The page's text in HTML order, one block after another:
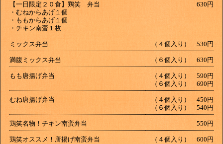
【一日限定２０食】鶏笑 弁当
・むねからあげ１個
・ももからあげ１個
・チキン南蛮１枚
630円
ミックス弁当 （４個入り） 530円
満腹ミックス弁当 （６個入り） 630円
もも唐揚げ弁当
（４個入り） 590円
（６個入り） 690円
むね唐揚げ弁当
（４個入り） 450円
（６個入り） 540円
鶏笑名物！チキン南蛮弁当 550円
鶏笑オススメ！唐揚げ南蛮弁当 （４個入り） 600円